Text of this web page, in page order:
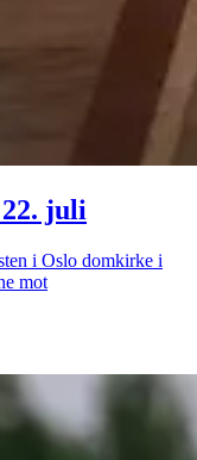
juli
i Oslo domkirke i
mot